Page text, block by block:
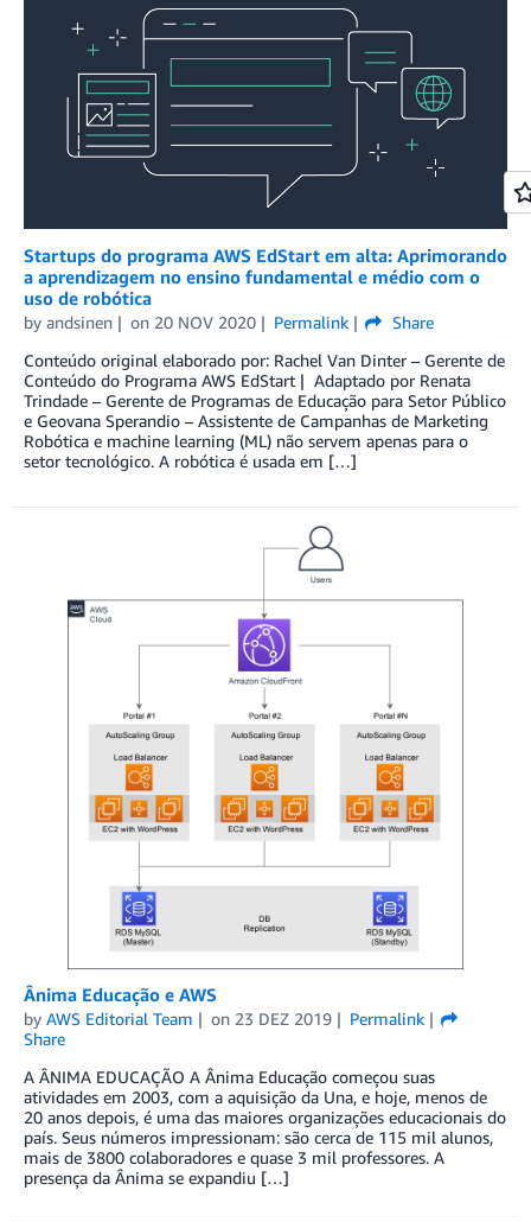
Startups do programa AWS EdStart em alta: Aprimorando
a aprendizagem no ensino fundamental e médio com o
uso de robótica
by andsinen on 20 NOV 2020 Permalink
Share
Conteúdo original elaborado por: Rachel Van Dinter – Gerente de
Conteúdo do Programa AWS EdStart | Adaptado por Renata
Trindade – Gerente de Programas de Educação para Setor Público
e Geovana Sperandio – Assistente de Campanhas de Marketing
Robótica e machine learning (ML) não servem apenas para o
setor tecnológico. A robótica é usada em […]
Ânima Educação e AWS
by AWS Editorial Team on 23 DEZ 2019
Permalink
Share
A ÂNIMA EDUCAÇÃO A Ânima Educação começou suas
atividades em 2003, com a aquisição da Una, e hoje, menos de
20 anos depois, é uma das maiores organizações educacionais do
país. Seus números impressionam: são cerca de 115 mil alunos,
mais de 3800 colaboradores e quase 3 mil professores. A
presença da Ânima se expandiu […]